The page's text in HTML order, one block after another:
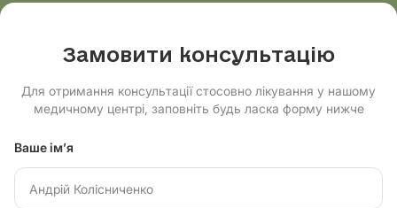
Замовити консультацію
Для отримання консультації стосовно лікування у нашому
медичному центрі, заповніть будь ласка форму нижче
Ваше ім’я